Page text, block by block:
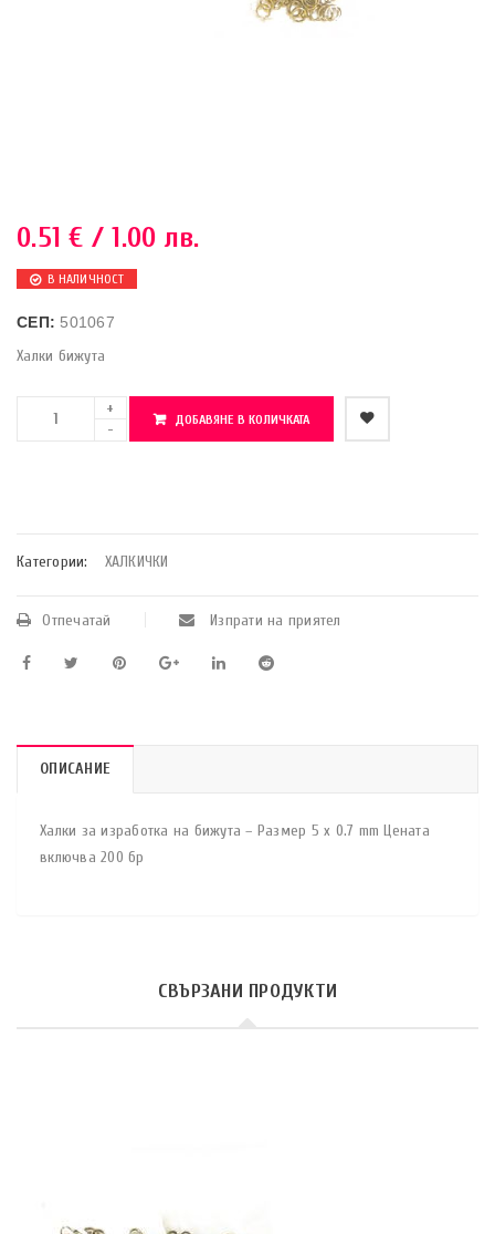
0.51€ / 1.00 лв.
В НАЛИЧНОСТ
СЕП: 501067
Халки бижута
ДОБАВЯНЕ В КОЛИЧКАТА
Категории: ХАЛКИЧКИ
Отпечатай Изпрати на приятел
ОПИСАНИЕ
Халки за изработка на бижута – Размер 5 х 0.7 mm Цената
включва 200 бр
СВЪРЗАНИ ПРОДУКТИ